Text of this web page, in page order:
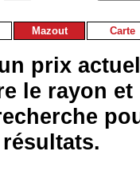
Mazout Carte
prix
le rayon
résultats.